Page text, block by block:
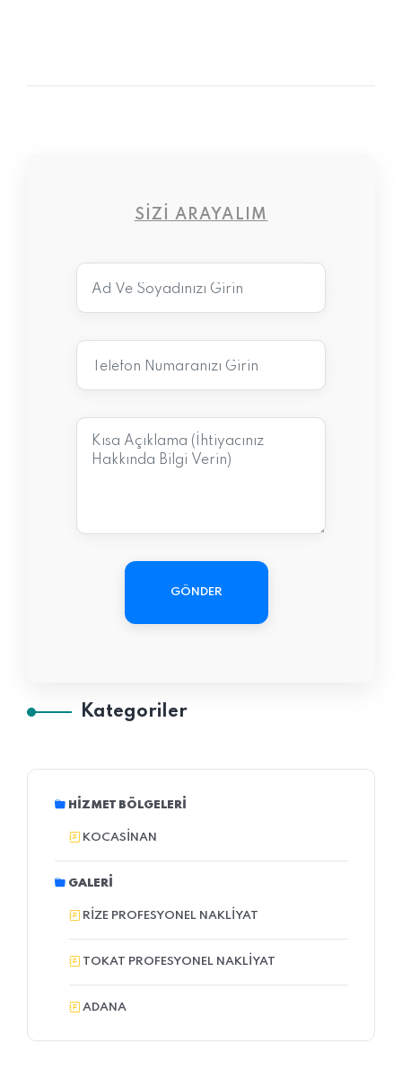
SIZI ARAYALIM
GÖNDER
Kategoriler
HIZMET BÖLGELERI
KOCASINAN
GALERI
RIZE PROFESYONEL NAKLIYAT
TOKAT PROFESYONEL NAKLIYAT
ADANA